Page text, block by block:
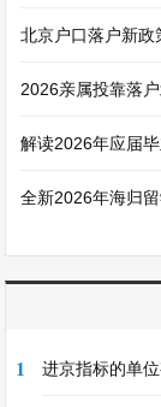
北京户口落户新
2026亲属投靠落
解读2026年应届
全新2026年海归
1 进京指标的单